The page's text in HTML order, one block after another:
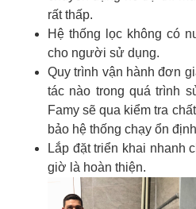
rất thấp.
Hệ thống lọc không có
cho người sử dụng.
Quy trình vận hành đơn
tác nào trong quá trình
Famy sẽ qua kiểm tra
bảo hệ thống chạy ổn
Lắp đặt triển khai nhanh
giờ là hoàn thiện.